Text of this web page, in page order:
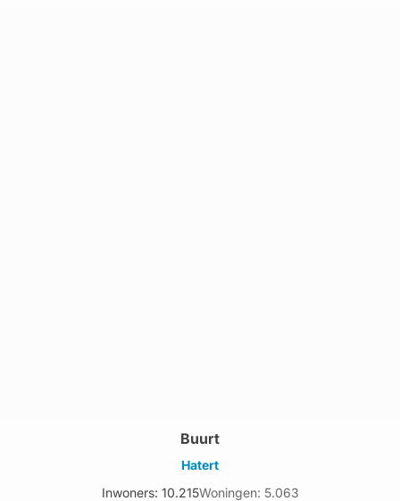
Buurt
Hatert
Inwoners: 10.215Woningen: 5.063